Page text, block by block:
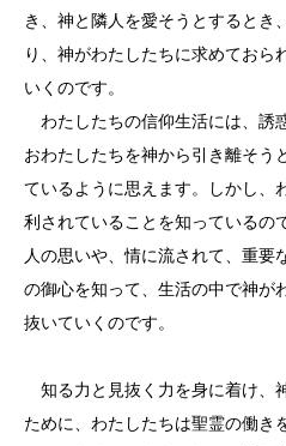
き、神と隣人を愛そうとするとき
り、神がわたしたちに求めておら
いくのです。
わたしたちの信仰生活には、誘
おわたしたちを神から引き離そう
ているように思えます。しかし、
利されていることを知っているの
人の思いや、情に流されて、重要
の御心を知って、生活の中で神が
抜いていくのです。
知る力と見抜く力を身に着け、
ために、わたしたちは聖霊の働き